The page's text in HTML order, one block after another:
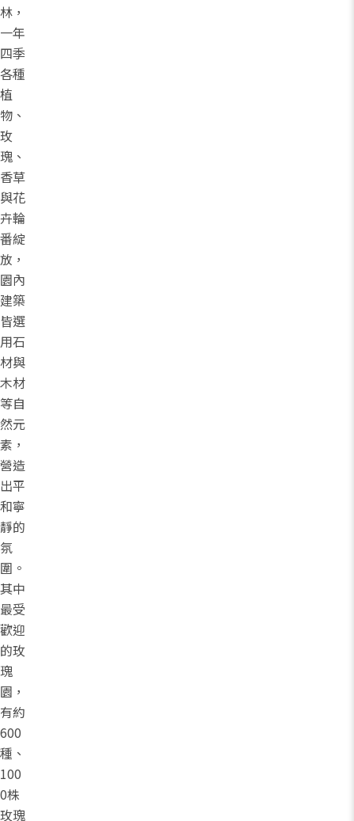
林，
一年
四季
各種
植
物、
玫
瑰、
香草
與花
卉輪
番綻
放，
園內
建築
皆選
用石
材與
木材
等自
然元
素，
營造
出平
和寧
靜的
氛
圍。
其中
最受
歡迎
的玫
瑰
園，
有約
600
種、
100
0株
玫瑰